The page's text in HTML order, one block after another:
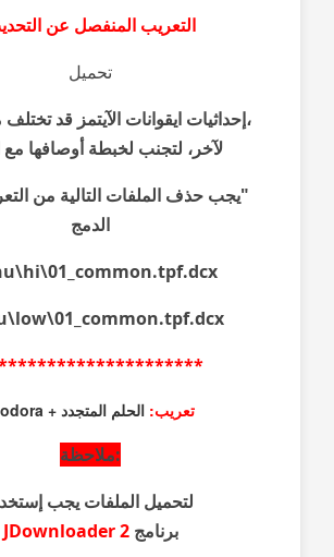
التعريب المنفصل عن التحديث
تحميل
إحداثيات ايقوانات الآيتمز قد تختلف
لآخر، لتجنب لخبطة أوصافها مع
"يجب حذف الملفات التالية من
الدمج
تعريب:الحلم المتجدد + abodora
:ملاحظة
لتحميل الملفاتيجب إستخدام
برنامجJDownloader 2